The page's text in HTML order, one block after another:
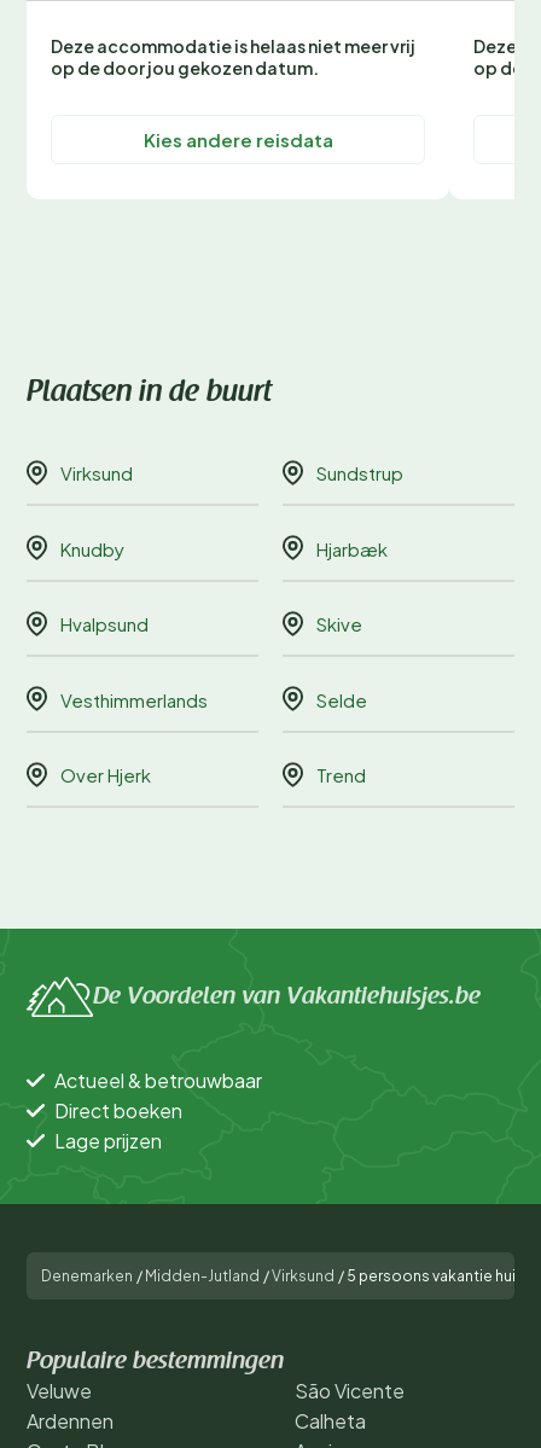
Deze accommodatie is helaas niet meer vrij
op de door jou gekozen datum.
Kies andere reisdata
Deze
op de
Plaatsen in de buurt
Virksund Sundstrup
Knudby Hjarbæk
Hvalpsund Skive
Vesthimmerlands Selde
Over Hjerk Trend
De Voordelen van Vakantiehuisjes.be
Actueel & betrouwbaar
Direct boeken
Lage prijzen
Denemarken / Midden-Jutland /Virksund / 5 persoons vakantie huis
Populaire bestemmingen
Veluwe
Ardennen
São Vicente
Calheta